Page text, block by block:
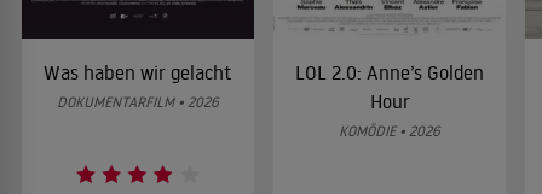
Was haben wir gelacht
DOKUMENTARFILM • 2026
LOL 2.0: Anne’s Golden
Hour
KOMÖDIE • 2026